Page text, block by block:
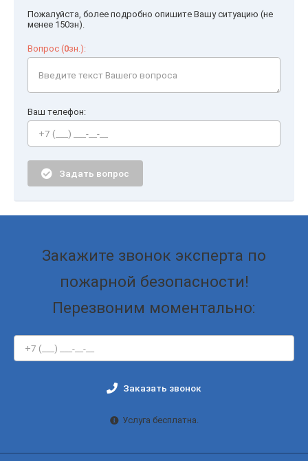
Пожалуйста, более подробно опишите Вашу ситуацию (не
менее 150зн).
Вопрос (0зн.):
Ваш телефон:
Задать вопрос
Закажите звонок эксперта по
пожарной безопасности!
Перезвоним моментально:
Заказать звонок
Услуга бесплатна.